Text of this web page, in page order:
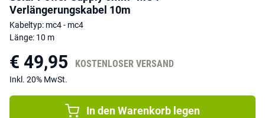
Verlängerungskabel 10m
Kabeltyp: mc4 - mc4
Länge: 10 m
€ 49,95 KOSTENLOSER VERSAND
Inkl. 20% MwSt.
In den Warenkorb legen